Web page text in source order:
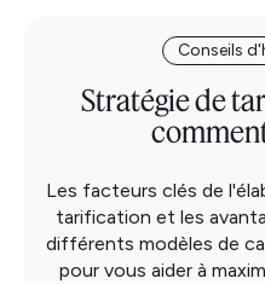
Conseils
Stratégie de
Les facteurs clés de
tarification et les
différents modèles de
pour vous aider à